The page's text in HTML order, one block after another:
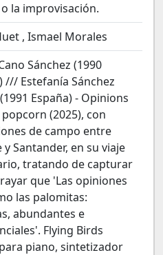
la improvisación.
, Ismael Morales
Sánchez (1990
/// Estefanía Sánchez
España) - Opinions
(2025), con
de campo entre
y Santander, en su viaje
tratando de capturar
que 'Las opiniones
las palomitas:
abundantes e
Flying Birds
piano, sintetizador